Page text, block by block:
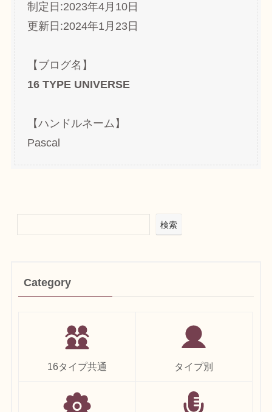
制定日:2023年4月10日
更新日:2024年1月23日
【ブログ名】
16 TYPE UNIVERSE
【ハンドルネーム】
Pascal
検索
Category
16タイプ共通 タイプ別